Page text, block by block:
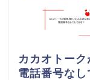
カカオトー
電話番号なし